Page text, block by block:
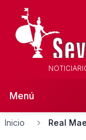
Menú
Inicio Real